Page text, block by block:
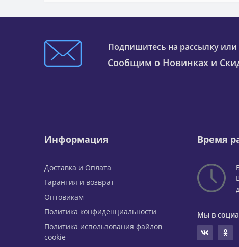
Подпишитесь на рассылку или
Сообщим о Новинках и
Информация
Доставка и Оплата
Гарантия и возврат
Оптовикам
Политика конфиденциальности
Политика использования файлов
cookie
Время
Мы в